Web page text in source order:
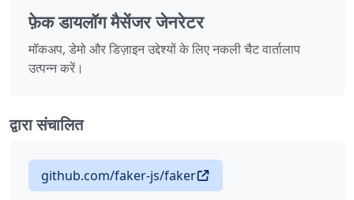
फ़ेक डायलॉग मैसेंजर जेनरेटर
मॉकअप, डेमो और डिज़ाइन उद्देश्यों के लिए नकली चैट वार्तालाप
उत्पन्न करें।
द्वारा संचालित
github.com/faker-js/faker